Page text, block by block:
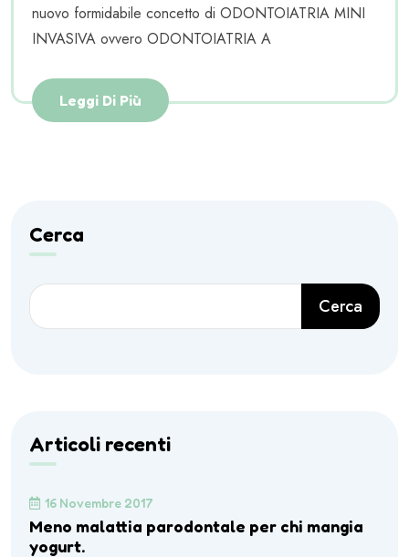
nuovo formidabile concetto di ODONTOIATRIA MINI
INVASIVA ovvero ODONTOIATRIA A
Leggi Di Più
Cerca
Cerca
Articoli recenti
16 Novembre 2017
Meno malattia parodontale per chi mangia
yogurt.